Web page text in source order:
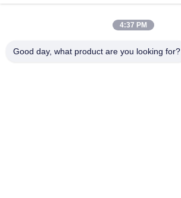
4:37 PM
Good day, what product are you looking for?